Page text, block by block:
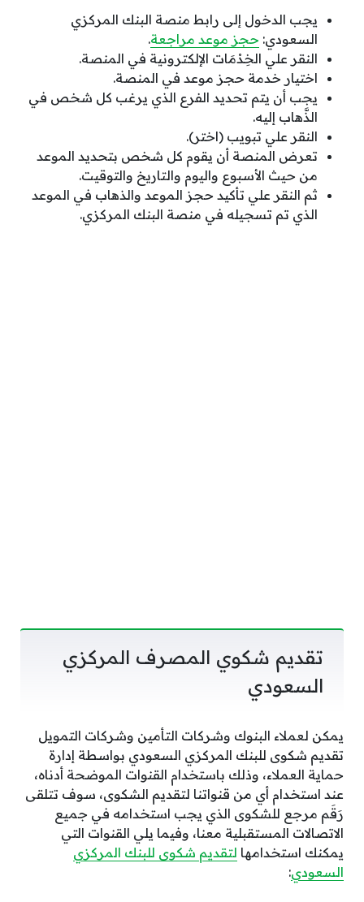
يجب الدخول إلى رابط منصة البنك المركزي
السعودي: حجز موعد مراجعة.
النقر علي الخِدْمَات الإلكترونية في المنصة.
اختيار خدمة حجز موعد في المنصة.
يجب أن يتم تحديد الفرع الذي يرغب كل شخص في
الذَّهاب إليه.
النقر علي تبويب (اختر).
تعرض المنصة أن يقوم كل شخص بتحديد الموعد
من حيث الأسبوع واليوم والتاريخ والتوقيت.
ثم النقر علي تأكيد حجز الموعد والذهاب في الموعد
الذي تم تسجيله في منصة البنك المركزي.
تقديم شكوي المصرف المركزي
السعودي
يمكن لعملاء البنوك وشركات التأمين وشركات التمويل
تقديم شكوى للبنك المركزي السعودي بواسطة إدارة
حماية العملاء، وذلك باستخدام القنوات الموضحة أدناه،
عند استخدام أي من قنواتنا لتقديم الشكوى، سوف تتلقى
رَقَم مرجع للشكوى الذي يجب استخدامه في جميع
الاتصالات المستقبلية معنا، وفيما يلي القنوات التي
يمكنك استخدامها لتقديم شكوى للبنك المركزي
السعودي: